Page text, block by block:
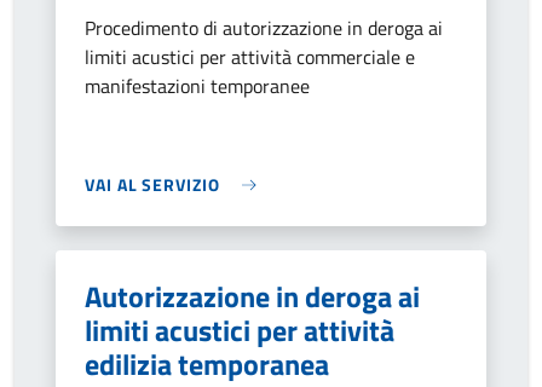
Procedimento di autorizzazione in deroga ai
limiti acustici per attività commerciale e
manifestazioni temporanee
VAI AL SERVIZIO
Autorizzazione in deroga ai
limiti acustici per attività
edilizia temporanea